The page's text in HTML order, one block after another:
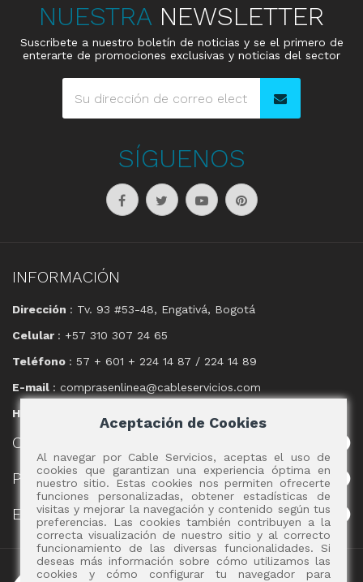
NUESTRA NEWSLETTER
Suscribete a nuestro boletín de noticias y se el primero de
enterarte de promociones exclusivas y noticias del sector
SÍGUENOS
INFORMACIÓN
Dirección : Tv. 93 #53-48, Engativá, Bogotá
Celular : +57 310 307 24 65
Teléfono : 57 + 601 + 224 14 87 / 224 14 89
E-mail : comprasenlinea@cableservicios.com
Horario
CABLE
POLÍTICAS
EVENTOS
Aceptación de Cookies
Al navegar por Cable Servicios, aceptas el uso de
cookies que garantizan una experiencia óptima en
nuestro sitio. Estas cookies nos permiten ofrecerte
funciones personalizadas, obtener estadísticas de
visitas y mejorar la navegación y contenido según tus
preferencias. Las cookies también contribuyen a la
correcta visualización de nuestro sitio y al correcto
funcionamiento de las diversas funcionalidades. Si
deseas más información sobre cómo utilizamos las
cookies y cómo configurar tu navegador para
Copyright 2017 - Cable Servicios S.A.